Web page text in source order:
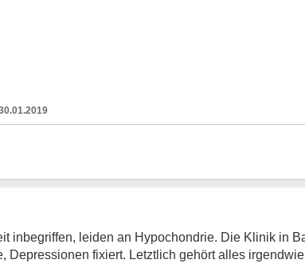
inbegriffen, leiden an Hypochondrie. Die Klinik in
Depressionen fixiert. Letztlich gehört alles